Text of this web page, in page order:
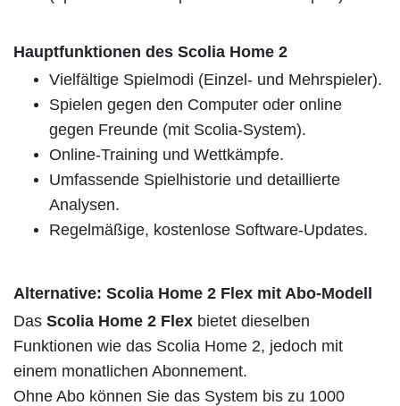
Hauptfunktionen des Scolia Home 2
Vielfältige Spielmodi (Einzel- und Mehrspieler).
Spielen gegen den Computer oder online
gegen Freunde (mit Scolia-System).
Online-Training und Wettkämpfe.
Umfassende Spielhistorie und detaillierte
Analysen.
Regelmäßige, kostenlose Software-Updates.
Alternative: Scolia Home 2 Flex mit Abo-Modell
Das Scolia Home 2 Flex bietet dieselben
Funktionen wie das Scolia Home 2, jedoch mit
einem monatlichen Abonnement.
Ohne Abo können Sie das System bis zu 1000